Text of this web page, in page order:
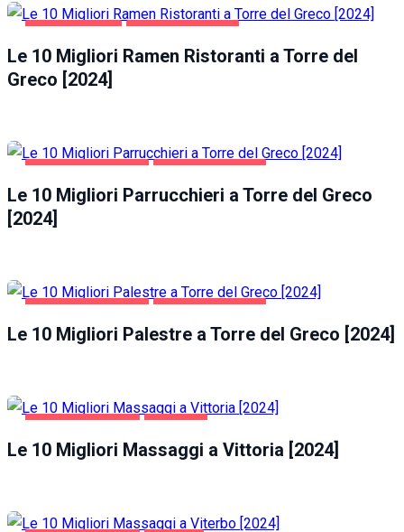
GASTRONOMIA TORRE DEL GRECO
Le 10 Migliori Ramen Ristoranti a Torre del
Greco [2024]
SALUTE E BELLEZZA TORRE DEL GRECO
Le 10 Migliori Parrucchieri a Torre del Greco
[2024]
SALUTE E BELLEZZA TORRE DEL GRECO
Le 10 Migliori Palestre a Torre del Greco [2024]
INTRATTENIMENTO VITTORIA
Le 10 Migliori Massaggi a Vittoria [2024]